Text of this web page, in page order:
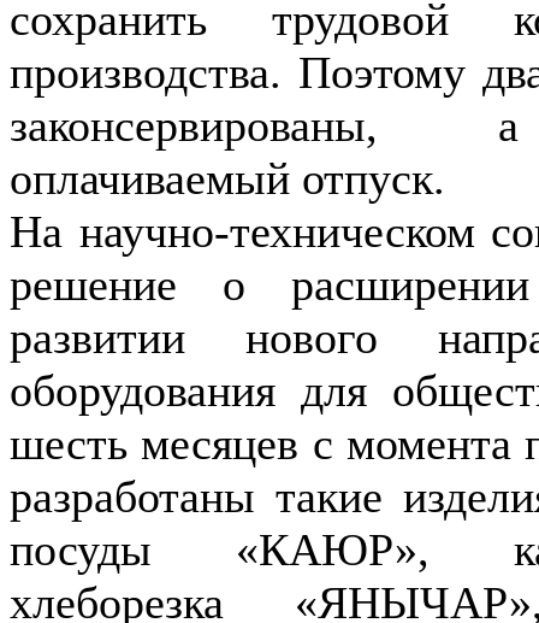
сохранить трудовой
производства. Поэтому
законсервированы,
оплачиваемый отпуск.
На научно-техническом
решение о
развитии нового
оборудования для
шесть месяцев с момента
разработаны такие
посуды «КАЮР»,
хлеборезка